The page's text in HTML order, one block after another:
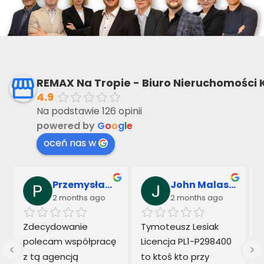
REMAX Na Tropie - Biuro Nieruchomości
4.9
Na podstawie 126 opinii
powered by Google
oceń nas w
Przemysław Sarnowski & Marek Kowalczyk
2 months ago
Zdecydowanie
polecam współpracę
z tą agencją
John Malaseck
2 months ago
Tymoteusz Lesiak
Licencja PL1-P298400
to ktoś kto przy